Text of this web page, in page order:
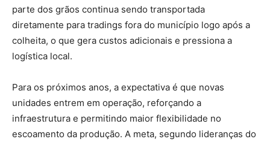
parte dos grãos continua sendo transportada
diretamente para tradings fora do município logo após a
colheita, o que gera custos adicionais e pressiona a
logística local.
Para os próximos anos, a expectativa é que novas
unidades entrem em operação, reforçando a
infraestrutura e permitindo maior flexibilidade no
escoamento da produção. A meta, segundo lideranças do